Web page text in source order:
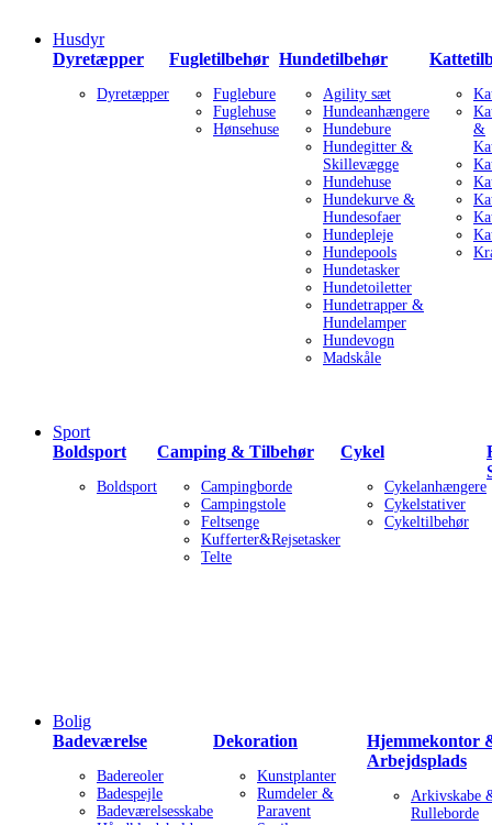
Husdyr
Dyretæpper
Dyretæpper
Fugletilbehør
Fuglebure
Fuglehuse
Hønsehuse
Hundetilbehør
Agility sæt
Hundeanhængere
Hundebure
Hundegitter &
Skillevægge
Hundehuse
Hundekurve &
Hundesofaer
Hundepleje
Hundepools
Hundetasker
Hundetoiletter
Hundetrapper &
Hundelamper
Hundevogn
Madskåle
&
Sport
Boldsport
Boldsport
Camping & Tilbehør
Campingborde
Campingstole
Feltsenge
Kufferter&Rejsetasker
Telte
Cykel
Cykelanhængere
Cykelstativer
Cykeltilbehør
Bolig
Badeværelse
Badereoler
Badespejle
Badeværelsesskabe
Dekoration
Kunstplanter
Rumdeler &
Paravent
Hjemmekontor
Arbejdsplads
Arkivskabe
Rulleborde